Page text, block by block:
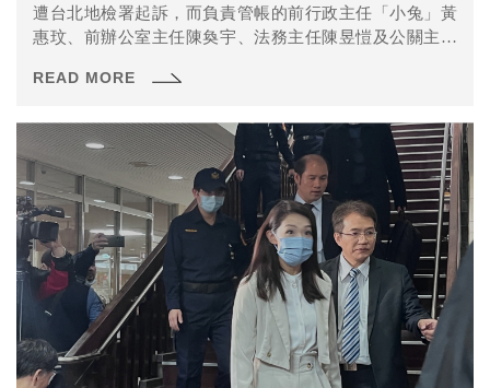
遭台北地檢署起訴，而負責管帳的前行政主任「小兔」黃
惠玟、前辦公室主任陳奐宇、法務主任陳昱愷及公關主任
主要是勘驗黃惠玟偵查訊問光碟部分，一起來看看有那些
READ MORE